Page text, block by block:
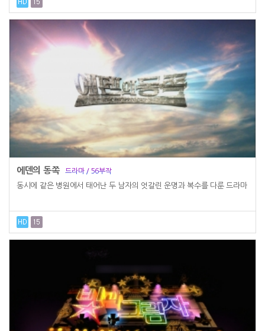
에덴의 동쪽 드라마 / 56부작
동시에 같은 병원에서 태어난 두 남자의 엇갈린 운명과 복수를 다룬 드라마